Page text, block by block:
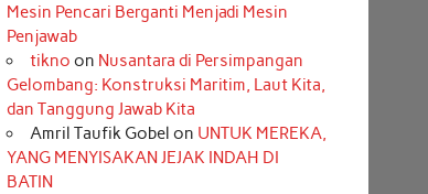
Mesin Pencari Berganti Menjadi Mesin
Penjawab
tikno on Nusantara di Persimpangan
Gelombang: Konstruksi Maritim, Laut Kita,
dan Tanggung Jawab Kita
Amril Taufik Gobel on UNTUK MEREKA,
YANG MENYISAKAN JEJAK INDAH DI
BATIN